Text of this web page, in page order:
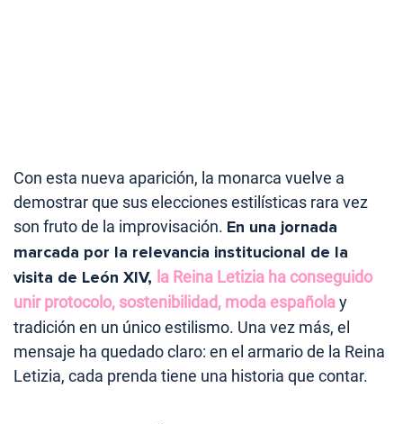
Con esta nueva aparición, la monarca vuelve a
demostrar que sus elecciones estilísticas rara vez
son fruto de la improvisación. En una jornada
marcada por la relevancia institucional de la
visita de León XIV, la Reina Letizia ha conseguido
unir protocolo, sostenibilidad, moda españolay
tradición en un único estilismo. Una vez más, el
mensaje ha quedado claro: en el armario de la Reina
Letizia, cada prenda tiene una historia que contar.